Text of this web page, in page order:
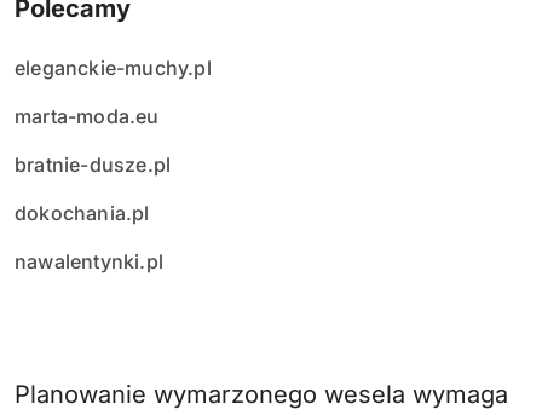
Polecamy
eleganckie-muchy.pl
marta-moda.eu
bratnie-dusze.pl
dokochania.pl
nawalentynki.pl
Planowanie wymarzonego wesela wymaga